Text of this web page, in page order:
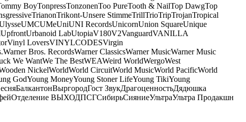
BoyTonpressTonzonenToo PureTooth & NailTop DawgTop
TrianonTrikont-Unsere StimmeTrillTrioTripTrojanTropical
UMCUMeUniUNI RecordsUnicornUnion SquareUnique
UpfrontUrbanoid LabUtopiaV180V2VanguardVANILLA
Vinyl LoversVINYLCODESVirgin
Warner Bros. RecordsWarner ClassicsWarner MusicWarner Music
We WantWe The BestWEAWeird WorldWergoWest
NickelWorldWorld CircuitWorld MusicWorld PacificWorld
GodYoung MoneyYoung Stoner LifeYoung TikiYoung
БалкантонВыргородГост ЗвукДрагоценностьДядюшка
Отделение ВЫХОДПСГСибирьСияниеУльтраУльтра Продакшн